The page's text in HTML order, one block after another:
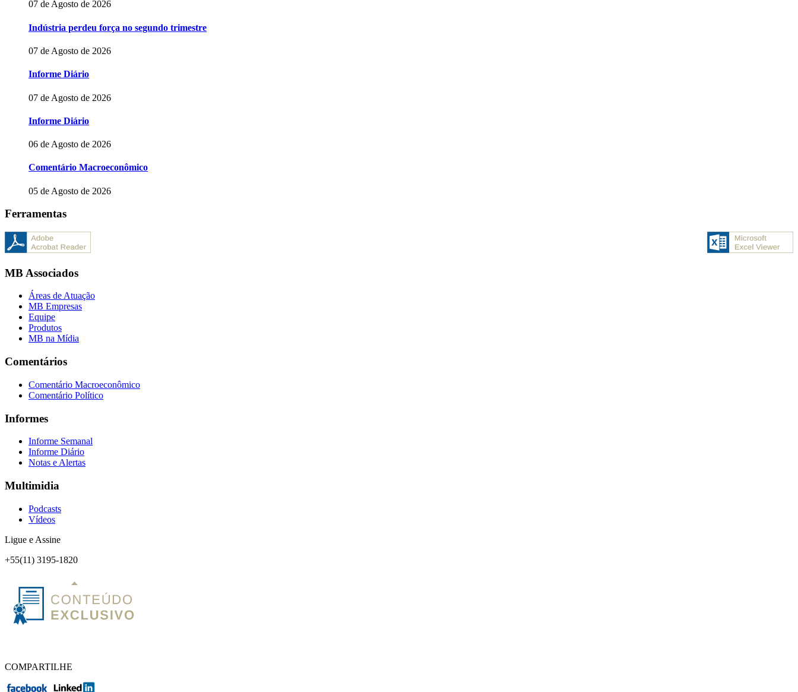
07 de Agosto de 2026
Indústria perdeu força no segundo trimestre
07 de Agosto de 2026
Informe Diário
07 de Agosto de 2026
Informe Diário
06 de Agosto de 2026
Comentário Macroeconômico
05 de Agosto de 2026
Ferramentas
MB Associados
Áreas de Atuação
MB Empresas
Equipe
Produtos
MB na Mídia
Comentários
Comentário Macroeconômico
Comentário Político
Informes
Informe Semanal
Informe Diário
Notas e Alertas
Multimidia
Podcasts
Vídeos
Ligue e Assine
+55(11) 3195-1820
COMPARTILHE